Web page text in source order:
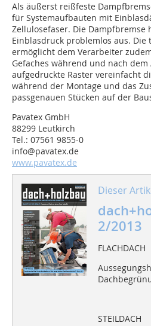
Als äußerst reißfeste
für Systemaufbauten mit
Zellulosefaser. Die
Einblasdruck problemlos aus. Die
ermöglicht dem Verarbeiter
Gefaches während und nach dem
aufgedruckte Raster vereinfacht
während der Montage und das
passgenauen Stücken auf der
Pavatex GmbH
88299 Leutkirch
Tel.: 07561 9855-0
info@pavatex.de
www.pavatex.de
Dieser
2/2013
FLACHDACH
STEILDACH